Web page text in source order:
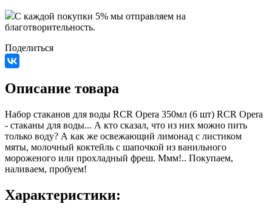
C каждой покупки 5% мы отправляем на
благотворительность.
Поделиться
Описание товара
Набор стаканов для воды RCR Opera 350мл (6 шт) RCR Opera
- стаканы для воды... А кто сказал, что из них можно пить
только воду? А как же освежающий лимонад с листиком
мяты, молочный коктейль с шапочкой из ванильного
мороженого или прохладный фреш. Ммм!.. Покупаем,
наливаем, пробуем!
Характеристики: